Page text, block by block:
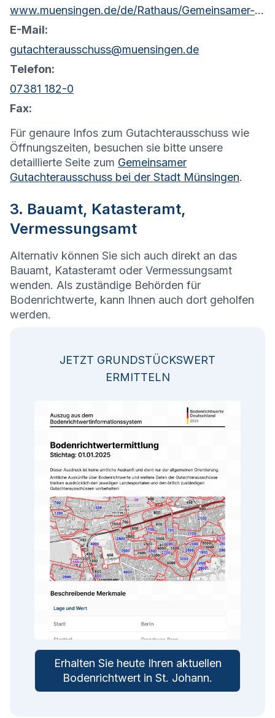
www.muensingen.de/de/Rathaus/Gemeinsamer-Gutachterausschuss
E-Mail:
gutachterausschuss@muensingen.de
Telefon:
07381 182-0
Fax:
Für genaure Infos zum Gutachterausschuss wie
Öffnungszeiten, besuchen sie bitte unsere
detaillierte Seite zum Gemeinsamer
Gutachterausschuss bei der Stadt Münsingen.
3. Bauamt, Katasteramt,
Vermessungsamt
Alternativ können Sie sich auch direkt an das
Bauamt, Katasteramt oder Vermessungsamt
wenden. Als zuständige Behörden für
Bodenrichtwerte, kann Ihnen auch dort geholfen
werden.
JETZT GRUNDSTÜCKSWERT
ERMITTELN
Erhalten Sie heute Ihren aktuellen
Bodenrichtwert in St. Johann.